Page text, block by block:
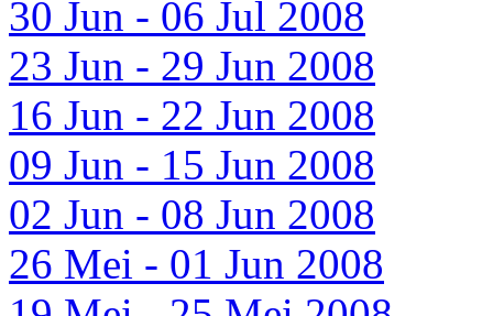
30 Jun - 06 Jul 2008
23 Jun - 29 Jun 2008
16 Jun - 22 Jun 2008
09 Jun - 15 Jun 2008
02 Jun - 08 Jun 2008
26 Mei - 01 Jun 2008